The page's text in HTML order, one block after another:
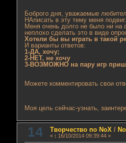
Боброго дня, уважаемые
НАписать в эту тему меня
Меня очень долго не было ни
неплохо сделать это в виде
Хотели бы вы играть в такой
И варианты ответов:
1-ДА, хочу;
2-НЕТ, не хочу
3-ВОЗМОЖНО на пару игр
Можете комментировать свои
Моя цель сейчас-узнать,
14 Творчество по NoX /
« : 16/10/2014 09:39:44 »